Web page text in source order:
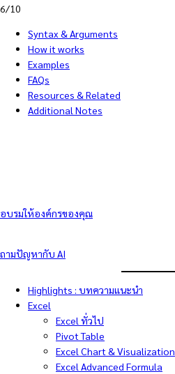
6/10
Syntax & Arguments
How it works
Examples
FAQs
Resources & Related
Additional Notes
อบรมให้องค์กรของคุณ
ถามปัญหากับ AI
Highlights : บทความแนะนำ
Excel
Excel ทั่วไป
Pivot Table
Excel Chart & Visualization
Excel Advanced Formula